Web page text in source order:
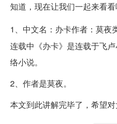
知道，现在让我们一起来看看
1、中文名：办卡作者：莫夜
连载中《办卡》是连载于飞
络小说。
2、作者是莫夜。
本文到此讲解完毕了，希望对